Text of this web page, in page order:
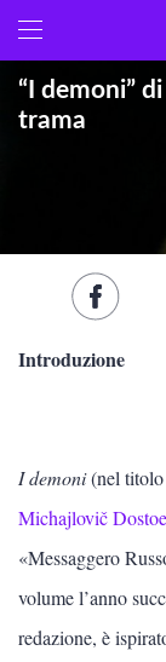
Vedi tutti
Economia e
LETTERATURA
Scienze
Lingue
Aa GLOSSARIO
“I demoni”
trama
Introduzione
I demoni(nel titolo
Michajlovič
«Messaggero
volume l’anno
redazione, è